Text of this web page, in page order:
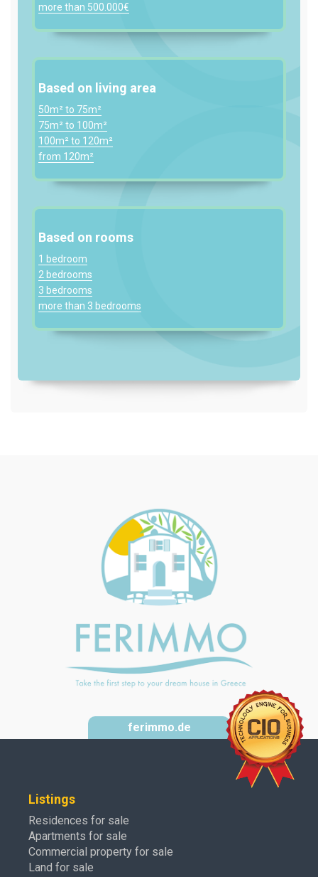
more than 500.000€
Based on living area
50m² to 75m²
75m² to 100m²
100m² to 120m²
from 120m²
Based on rooms
1 bedroom
2 bedrooms
3 bedrooms
more than 3 bedrooms
ferimmo.de
Listings
Residences for sale
Apartments for sale
Commercial property for sale
Land for sale